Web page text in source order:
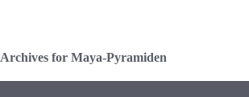
Archives for Maya-Pyramiden